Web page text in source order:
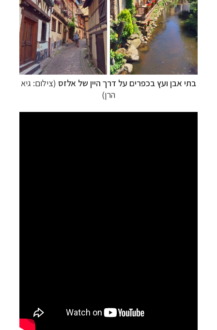
בתי אבן ועץ בכפרים על דרך היין של אלזס (צילום: גיא
הרן)